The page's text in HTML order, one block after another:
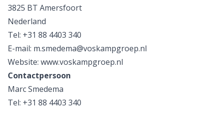
3825 BT Amersfoort
Nederland
Tel: +31 88 4403 340
E-mail: m.smedema@voskampgroep.nl
Website: www.voskampgroep.nl
Contactpersoon
Marc Smedema
Tel: +31 88 4403 340